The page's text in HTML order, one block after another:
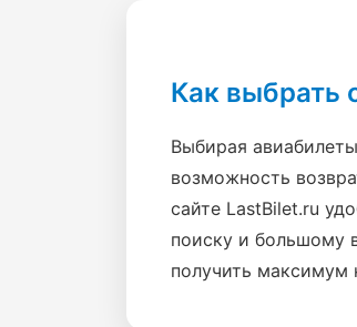
Как выбрать
Выбирая
возможность
сайте LastBilet.ru
поиску и большому
получить максимум